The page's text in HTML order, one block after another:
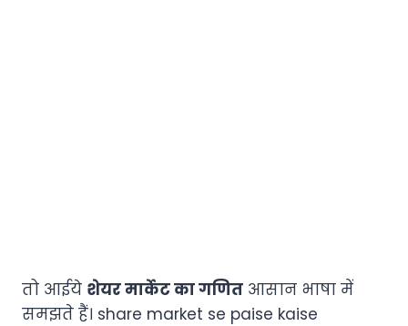
तो आईये शेयर मार्केट का गणित आसान भाषा में
समझते हैं। share market se paise kaise